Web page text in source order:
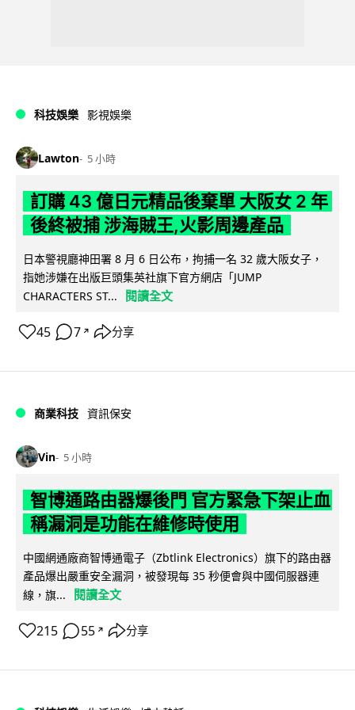
科技娛樂 影視娛樂
Lawton 5 小時
訂購 43 億日元精品後棄單 大阪女 2 年
後終被捕 涉海賊王,火影周邊產品
日本警視廳神田署 8 月 6 日公布，拘捕一名 32 歲大阪女子，
指她涉嫌在出版巨頭集英社旗下官方網店「JUMP
CHARACTERS ST...
閱讀全文
45 7 ↗ 分享
商業科技 資訊保安
Vin 5 小時
智博通路由器爆後門 官方緊急下架止血
稱漏洞是功能在維修時使用
中國網通廠商智博通電子（Zbtlink Electronics）旗下的路由器
產品爆出嚴重安全漏洞，被發現每 35 秒便會與中國伺服器連
線，旗...
閱讀全文
215 55 ↗ 分享